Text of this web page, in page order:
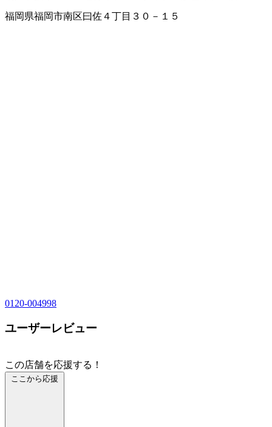
福岡県福岡市南区曰佐４丁目３０－１５
0120-004998
ユーザーレビュー
この店舗を応援する！
ここから応援